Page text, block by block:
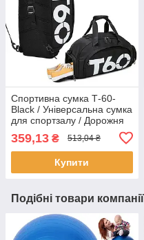
Спортивна сумка Т-60-
Black / Універсальна сумка
для спортзалу / Дорожня
сумка / Сумка для спорту
359,13 ₴ 513,04 ₴
Купити
Подібні товари компанії